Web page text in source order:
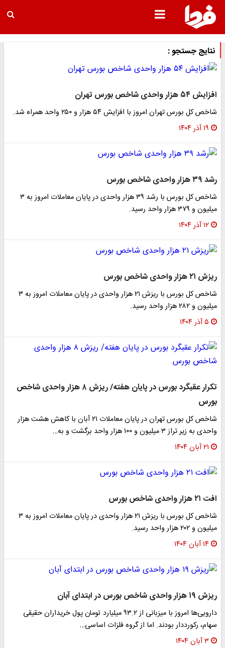
نتایج جستجو :
افزایش ۵۴ هزار واحدی شاخص بورس تهران
شاخص کل بورس تهران امروز با افزایش ۵۴ هزار و ۲۵۰ واحد همراه شد.
۱۹ آذر ۱۴۰۴
رشد ۳۹ هزار واحدی شاخص بورس
شاخص کل بورس با رشد ۳۹ هزار واحدی در پایان معاملات امروز به ۳
میلیون و ۳۷۹ هزار واحد رسید.
۱۲ آذر ۱۴۰۴
ریزش ۲۱ هزار واحدی شاخص بورس
شاخص کل بورس با ریزش ۲۱ هزار واحدی در پایان معاملات امروز به ۳
میلیون و ۲۸۲ هزار واحد رسید.
۵ آذر ۱۴۰۴
تکرار عقبگرد بورس در پایان هفته/ ریزش ۸ هزار واحدی شاخص
بورس
شاخص کل بورس تهران در پایان معاملات ۲۱ آبان با کاهش هشت هزار
واحدی به زیر تراز ۳ میلیون و ۱۰۰ هزار واحد برگشت و به…
۲۱ آبان ۱۴۰۴
افت ۲۱ هزار واحدی شاخص بورس
شاخص کل بورس با ریزش ۲۱ هزار واحدی در پایان معاملات امروز به ۳
میلیون و ۲۰۲ هزار واحد رسید.
۱۴ آبان ۱۴۰۴
ریزش ۱۹ هزار واحدی شاخص بورس در ابتدای آبان
دارویی‌ها امروز با میزبانی از ۹۳.۲ میلیارد تومان پول خریداران حقیقی
سهام، رکورددار بودند. اما از گروه فلزات اساسی…
۳ آبان ۱۴۰۴